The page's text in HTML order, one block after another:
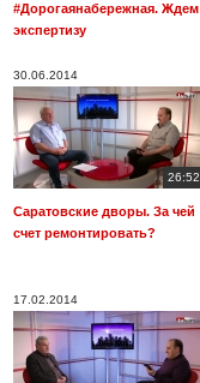
#Дорогаянабережная. Ждем
экспертизу
30.06.2014
26:52
Саратовские дворы. За чей
счет ремонтировать?
17.02.2014